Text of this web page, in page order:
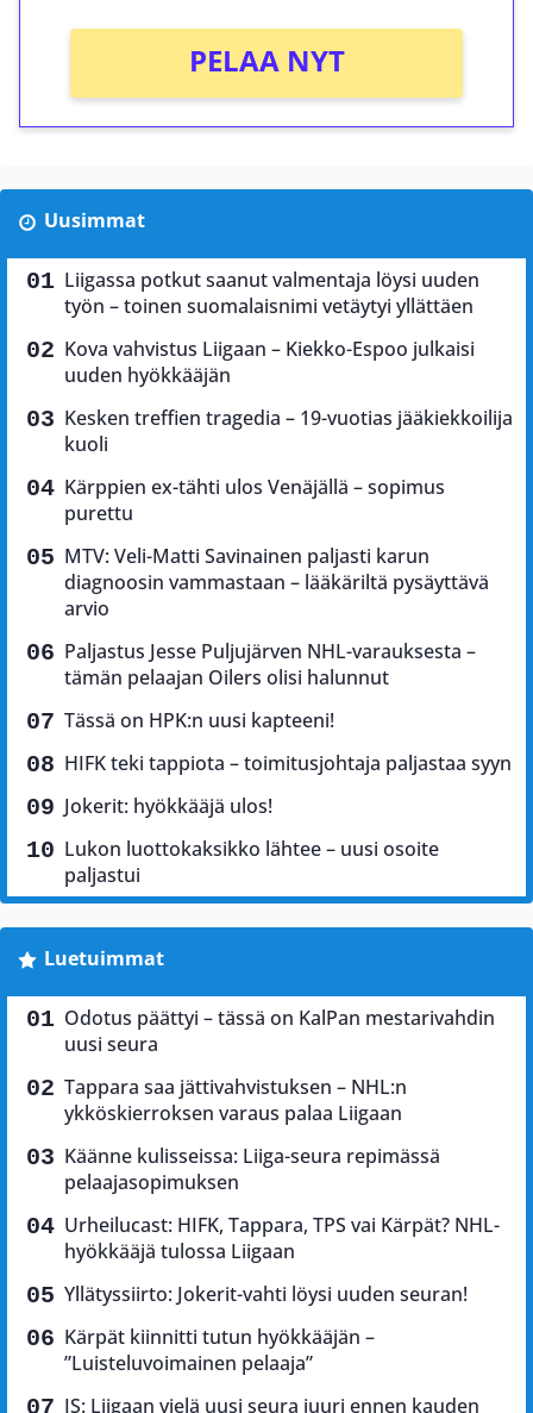
PELAA NYT
Uusimmat
Liigassa potkut saanut valmentaja löysi uuden
työn – toinen suomalaisnimi vetäytyi yllättäen
Kova vahvistus Liigaan – Kiekko-Espoo julkaisi
uuden hyökkääjän
Kesken treffien tragedia – 19-vuotias jääkiekkoilija
kuoli
Kärppien ex-tähti ulos Venäjällä – sopimus
purettu
MTV: Veli-Matti Savinainen paljasti karun
diagnoosin vammastaan – lääkäriltä pysäyttävä
arvio
Paljastus Jesse Puljujärven NHL-varauksesta –
tämän pelaajan Oilers olisi halunnut
Tässä on HPK:n uusi kapteeni!
HIFK teki tappiota – toimitusjohtaja paljastaa syyn
Jokerit: hyökkääjä ulos!
Lukon luottokaksikko lähtee – uusi osoite
paljastui
Luetuimmat
Odotus päättyi – tässä on KalPan mestarivahdin
uusi seura
Tappara saa jättivahvistuksen – NHL:n
ykköskierroksen varaus palaa Liigaan
Käänne kulisseissa: Liiga-seura repimässä
pelaajasopimuksen
Urheilucast: HIFK, Tappara, TPS vai Kärpät? NHL-
hyökkääjä tulossa Liigaan
Yllätyssiirto: Jokerit-vahti löysi uuden seuran!
Kärpät kiinnitti tutun hyökkääjän –
”Luisteluvoimainen pelaaja”
IS: Liigaan vielä uusi seura juuri ennen kauden